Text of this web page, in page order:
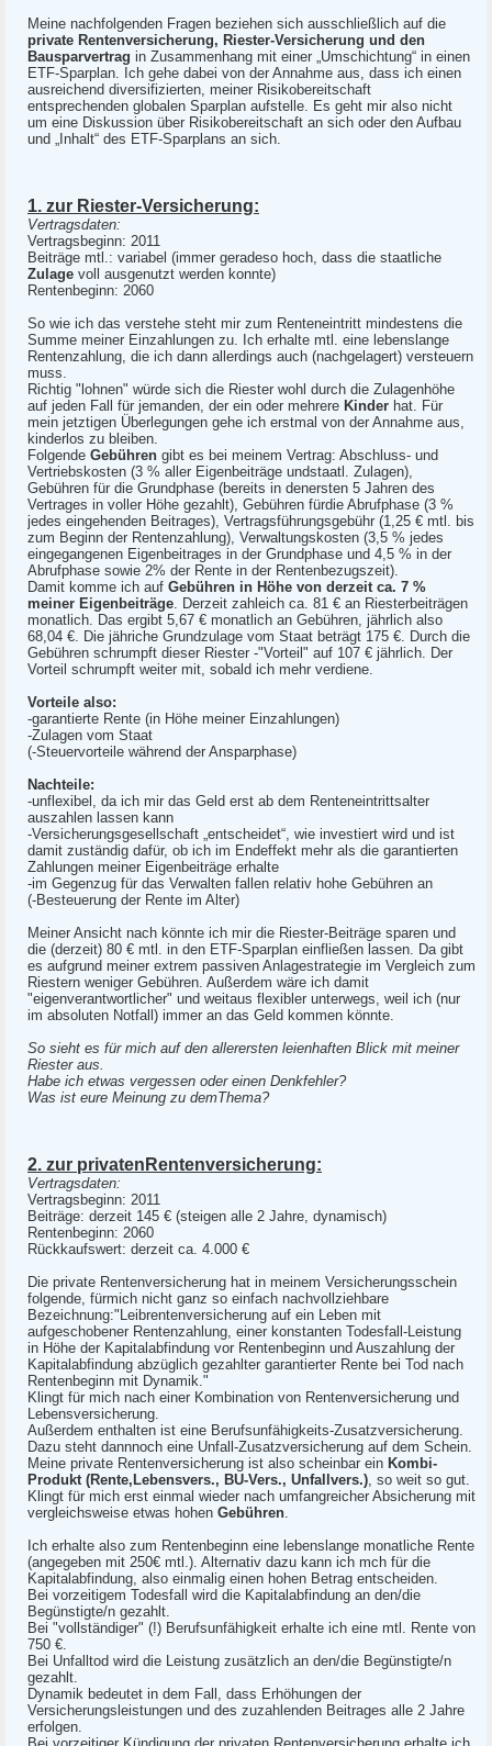
Meine nachfolgenden Fragen beziehen sich ausschließlich auf die
private Rentenversicherung, Riester-Versicherung und den
Bausparvertrag in Zusammenhang mit einer „Umschichtung“ in einen
ETF-Sparplan. Ich gehe dabei von der Annahme aus, dass ich einen
ausreichend diversifizierten, meiner Risikobereitschaft
entsprechenden globalen Sparplan aufstelle. Es geht mir also nicht
um eine Diskussion über Risikobereitschaft an sich oder den Aufbau
und „Inhalt“ des ETF-Sparplans an sich.
1. zur Riester-Versicherung:
Vertragsdaten:
Vertragsbeginn: 2011
Beiträge mtl.: variabel (immer geradeso hoch, dass die staatliche
Zulage voll ausgenutzt werden konnte)
Rentenbeginn: 2060
So wie ich das verstehe steht mir zum Renteneintritt mindestens die
Summe meiner Einzahlungen zu. Ich erhalte mtl. eine lebenslange
Rentenzahlung, die ich dann allerdings auch (nachgelagert) versteuern
muss.
Richtig "lohnen" würde sich die Riester wohl durch die Zulagenhöhe
auf jeden Fall für jemanden, der ein oder mehrere Kinder hat. Für
mein jetztigen Überlegungen gehe ich erstmal von der Annahme aus,
kinderlos zu bleiben.
Folgende Gebühren gibt es bei meinem Vertrag: Abschluss- und
Vertriebskosten (3 % aller Eigenbeiträge undstaatl. Zulagen),
Gebühren für die Grundphase (bereits in denersten 5 Jahren des
Vertrages in voller Höhe gezahlt), Gebühren fürdie Abrufphase (3 %
jedes eingehenden Beitrages), Vertragsführungsgebühr (1,25 € mtl. bis
zum Beginn der Rentenzahlung), Verwaltungskosten (3,5 % jedes
eingegangenen Eigenbeitrages in der Grundphase und 4,5 % in der
Abrufphase sowie 2% der Rente in der Rentenbezugszeit).
Damit komme ich auf Gebühren in Höhe von derzeit ca. 7 %
meiner Eigenbeiträge. Derzeit zahleich ca. 81 € an Riesterbeiträgen
monatlich. Das ergibt 5,67 € monatlich an Gebühren, jährlich also
68,04 €. Die jähriche Grundzulage vom Staat beträgt 175 €. Durch die
Gebühren schrumpft dieser Riester -"Vorteil" auf 107 € jährlich. Der
Vorteil schrumpft weiter mit, sobald ich mehr verdiene.
Vorteile also:
-garantierte Rente (in Höhe meiner Einzahlungen)
-Zulagen vom Staat
(-Steuervorteile während der Ansparphase)
Nachteile:
-unflexibel, da ich mir das Geld erst ab dem Renteneintrittsalter
auszahlen lassen kann
-Versicherungsgesellschaft „entscheidet“, wie investiert wird und ist
damit zuständig dafür, ob ich im Endeffekt mehr als die garantierten
Zahlungen meiner Eigenbeiträge erhalte
-im Gegenzug für das Verwalten fallen relativ hohe Gebühren an
(-Besteuerung der Rente im Alter)
Meiner Ansicht nach könnte ich mir die Riester-Beiträge sparen und
die (derzeit) 80 € mtl. in den ETF-Sparplan einfließen lassen. Da gibt
es aufgrund meiner extrem passiven Anlagestrategie im Vergleich zum
Riestern weniger Gebühren. Außerdem wäre ich damit
"eigenverantwortlicher" und weitaus flexibler unterwegs, weil ich (nur
im absoluten Notfall) immer an das Geld kommen könnte.
So sieht es für mich auf den allerersten leienhaften Blick mit meiner
Riester aus.
Habe ich etwas vergessen oder einen Denkfehler?
Was ist eure Meinung zu demThema?
2. zur privatenRentenversicherung:
Vertragsdaten:
Vertragsbeginn: 2011
Beiträge: derzeit 145 € (steigen alle 2 Jahre, dynamisch)
Rentenbeginn: 2060
Rückkaufswert: derzeit ca. 4.000 €
Die private Rentenversicherung hat in meinem Versicherungsschein
folgende, fürmich nicht ganz so einfach nachvollziehbare
Bezeichnung:"Leibrentenversicherung auf ein Leben mit
aufgeschobener Rentenzahlung, einer konstanten Todesfall-Leistung
in Höhe der Kapitalabfindung vor Rentenbeginn und Auszahlung der
Kapitalabfindung abzüglich gezahlter garantierter Rente bei Tod nach
Rentenbeginn mit Dynamik."
Klingt für mich nach einer Kombination von Rentenversicherung und
Lebensversicherung.
Außerdem enthalten ist eine Berufsunfähigkeits-Zusatzversicherung.
Dazu steht dannnoch eine Unfall-Zusatzversicherung auf dem Schein.
Meine private Rentenversicherung ist also scheinbar ein Kombi-
Produkt (Rente,Lebensvers., BU-Vers., Unfallvers.), so weit so gut.
Klingt für mich erst einmal wieder nach umfangreicher Absicherung mit
vergleichsweise etwas hohen Gebühren.
Ich erhalte also zum Rentenbeginn eine lebenslange monatliche Rente
(angegeben mit 250€ mtl.). Alternativ dazu kann ich mch für die
Kapitalabfindung, also einmalig einen hohen Betrag entscheiden.
Bei vorzeitigem Todesfall wird die Kapitalabfindung an den/die
Begünstigte/n gezahlt.
Bei "vollständiger" (!) Berufsunfähigkeit erhalte ich eine mtl. Rente von
750 €.
Bei Unfalltod wird die Leistung zusätzlich an den/die Begünstigte/n
gezahlt.
Dynamik bedeutet in dem Fall, dass Erhöhungen der
Versicherungsleistungen und des zuzahlenden Beitrages alle 2 Jahre
erfolgen.